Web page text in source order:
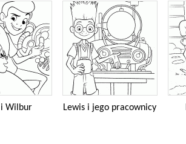
i Wilbur Lewis i jego pracownicy